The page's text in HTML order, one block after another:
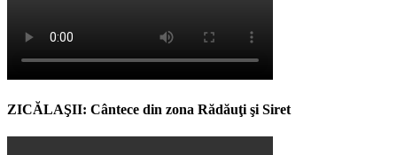
ZICĂLAŞII: Cântece din zona Rădăuţi şi Siret